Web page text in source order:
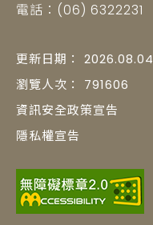
電話：(06) 6322231
更新日期：
2026.08.04
瀏覽人次：
791606
資訊安全政策宣告
隱私權宣告